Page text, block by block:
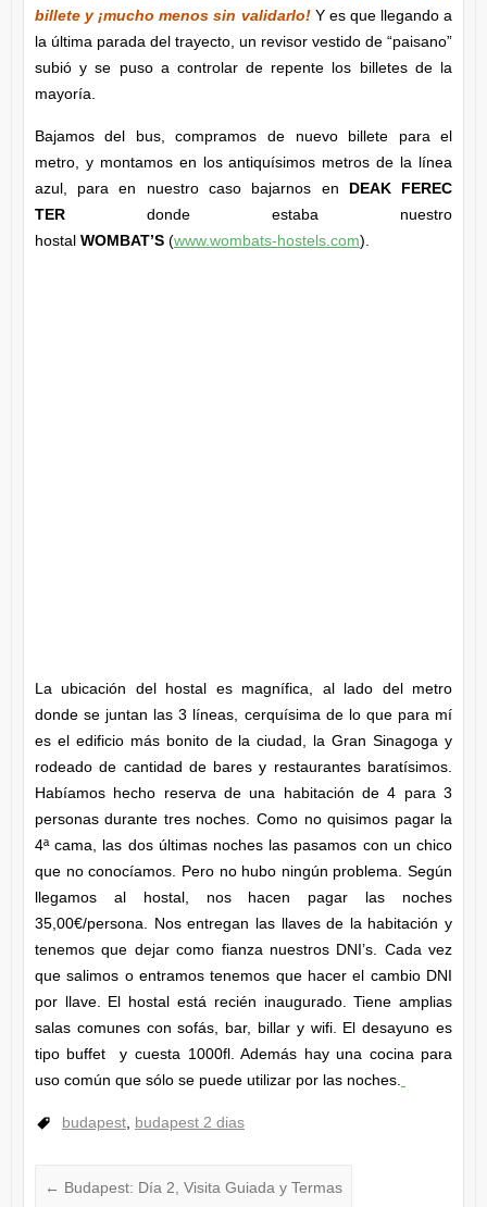
billete y ¡mucho menos sin validarlo!Y es que llegando a
la última parada del trayecto, un revisor vestido de “paisano”
subió y se puso a controlar de repente los billetes de la
mayoría.
Bajamos del bus, compramos de nuevo billete para el
metro, y montamos en los antiquísimos metros de la línea
azul, para en nuestro caso bajarnos en DEAK FEREC
TERdonde estaba nuestro
hostal WOMBAT’S (www.wombats-hostels.com).
La ubicación del hostal es magnífica, al lado del metro
donde se juntan las 3 líneas, cerquísima de lo que para mí
es el edificio más bonito de la ciudad, la Gran Sinagoga y
rodeado de cantidad de bares y restaurantes baratísimos.
Habíamos hecho reserva de una habitación de 4 para 3
personas durante tres noches. Como no quisimos pagar la
4ª cama, las dos últimas noches las pasamos con un chico
que no conocíamos. Pero no hubo ningún problema. Según
llegamos al hostal, nos hacen pagar las noches
35,00€/persona. Nos entregan las llaves de la habitación y
tenemos que dejar como fianza nuestros DNI’s. Cada vez
que salimos o entramos tenemos que hacer el cambio DNI
por llave. El hostal está recién inaugurado. Tiene amplias
salas comunes con sofás, bar, billar y wifi. El desayuno es
tipo buffet y cuesta 1000fl. Además hay una cocina para
uso común que sólo se puede utilizar por las noches.
budapest, budapest 2 dias
← Budapest: Día 2, Visita Guiada y Termas